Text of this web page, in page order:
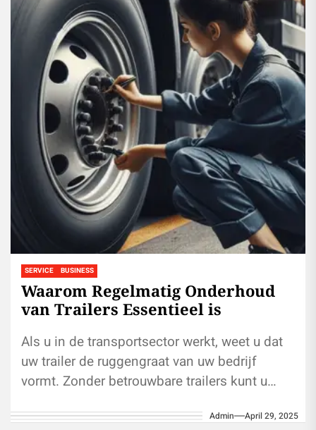
SERVICE BUSINESS
Waarom Regelmatig Onderhoud
van Trailers Essentieel is
Als u in de transportsector werkt, weet u dat
uw trailer de ruggengraat van uw bedrijf
vormt. Zonder betrouwbare trailers kunt u
Admin April 29, 2025